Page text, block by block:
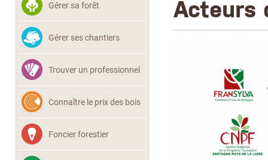
Gérer sa forêt
Gérer ses chantiers
Trouver un professionnel
Connaître le prix des bois
Foncier forestier
Acteurs